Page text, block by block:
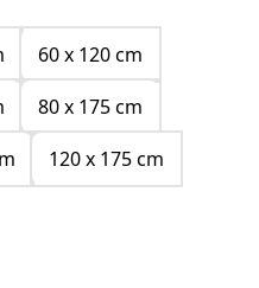
60 x 120 cm
80 x 175 cm
120 x 175 cm